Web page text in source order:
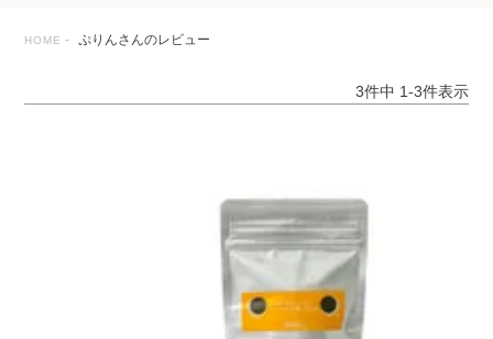
HOME ぷりんさんのレビュー
3件中 1-3件表示